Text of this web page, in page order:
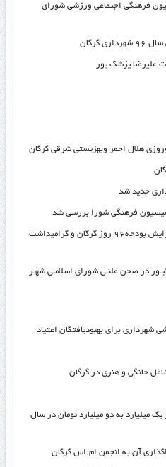
فرهنگی اجتماعی ورزشی شورای
علیرضا پزشک پور
هلال احمر وبهزیستی شرقی گرگان
فرهنگی شورا بررسی شد
ایجاد سه خانه فرهنگ جدید و افزایش بودجه۹۶ روز گرگان و گرامیداشت
در صحن علنـی شورای اسلامـی شهـر
شهرداری برای بهبودیافتگان اعتیاد
خانگی و هنری در گرگان
میلیارد به دو میلیارد تومان در سال
آن به انجمن ام.اس گرگان